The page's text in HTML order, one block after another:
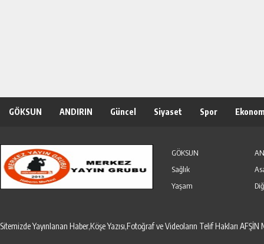
GÖKSUN ANDIRIN Güncel Siyaset Spor
GÖKSUN
Sağlık
Yaşam
Sitemizde Yayınlanan Haber,Köşe Yazısı,Fotoğraf ve Videoların Telif Hakları